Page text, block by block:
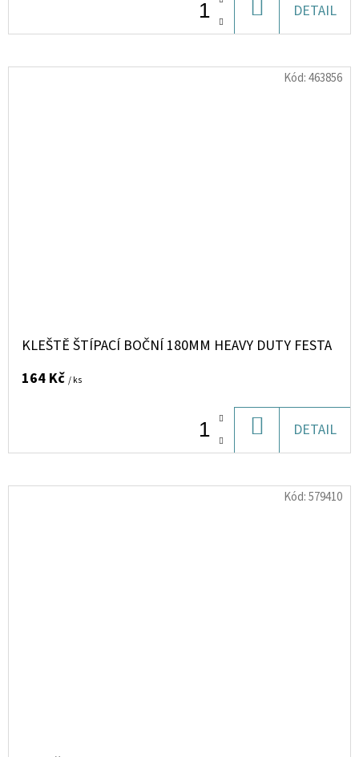
KOŠÍKU
DETAIL
KLEŠTĚ ŠTÍPACÍ BOČNÍ 180MM HEAVY DUTY FESTA
164 Kč / ks
KOŠÍKU
DETAIL
Kód:463856
Kód:579410